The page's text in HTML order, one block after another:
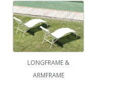
LONGFRAME &
ARMFRAME